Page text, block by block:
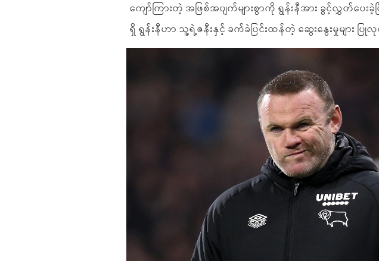
ကျော်ကြားတဲ့ အဖြစ်အပျက်များစွာကို ရွန်းနီအား ခွင့်လွှတ်ပေး
ရှိ ရွန်းနီဟာ သူ့ရဲ့ဇနီးနှင့် ခက်ခဲပြင်းထန်တဲ့ ဆွေးနွေးမှုများ ပြု